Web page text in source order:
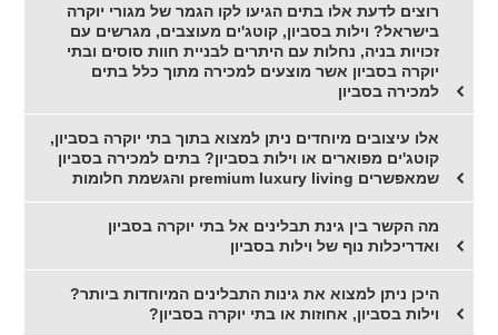
רוצים לדעת אלו בתים הגיעו לקו הגמר של מגורי יוקרה
בישראל? וילות בסביון, קוטג'ים מעוצבים, מגרשים עם
זכויות בניה, נחלות עם היתרים לבניית חוות סוסים ובתי
יוקרה בסביון אשר מוצעים למכירה מתוך כלל בתים
למכירה בסביון
אלו עיצובים מיוחדים ניתן למצוא בתוך בתי יוקרה בסביון,
קוטג'ים מפוארים או וילות בסביון? בתים למכירה בסביון
שמאפשרים premium luxury living והגשמת חלומות
מה הקשר בין גינת תבלינים אל בתי יוקרה בסביון
ואדריכלות נוף של וילות בסביון
היכן ניתן למצוא את גינות התבלינים המיוחדות ביותר?
וילות בסביון, אחוזות או בתי יוקרה בסביון?